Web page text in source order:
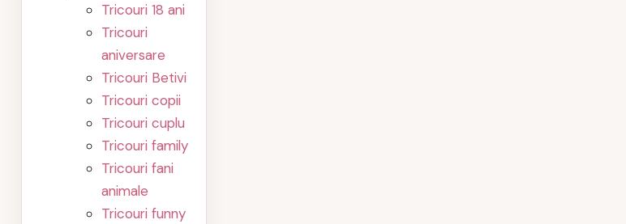
Tricouri 18 ani
Tricouri
aniversare
Tricouri Betivi
Tricouri copii
Tricouri cuplu
Tricouri family
Tricouri fani
animale
Tricouri funny